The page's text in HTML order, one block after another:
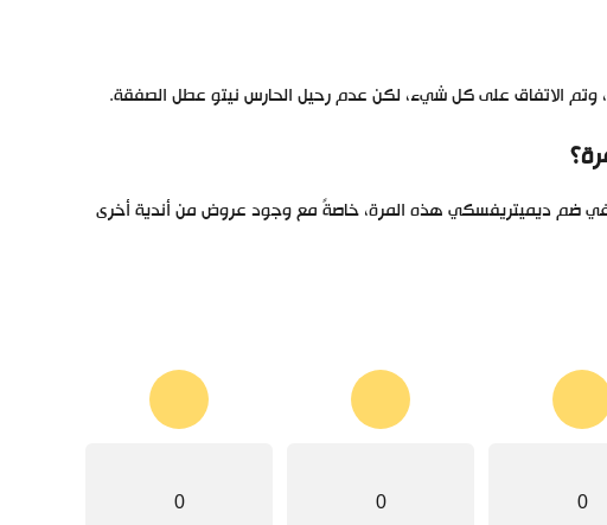
في ضم ديميتريفسكي هذه المرة، خاصةً مع وجود عروض من أندية أخرى
0
0
0